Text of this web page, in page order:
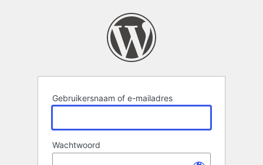
Gebruikersnaam of e-mailadres
Wachtwoord